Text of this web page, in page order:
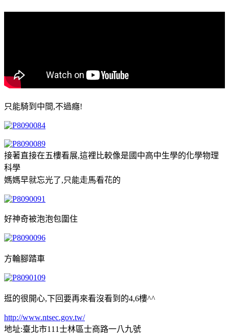
只能騎到中間,不過癮!
接著直接在五樓看展,這裡比較像是國中高中生學的化學物理
科學
媽媽早就忘光了,只能走馬看花的
好神奇被泡泡包圍住
方輪腳踏車
逛的很開心,下回要再來看沒看到的4,6樓^^
http://www.ntsec.gov.tw/
地址:臺北市111士林區士商路一八九號